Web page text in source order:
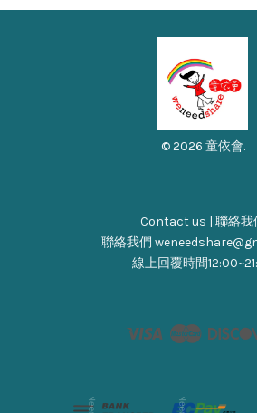
© 2026 童依會.
Contact us | 聯絡我
聯絡我們
線上回覆時間
Visa Master